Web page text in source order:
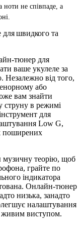
ноти не співпаде, а
швидкого та
тюнер для
ваше укулеле за
від того,
або
вам знайти
струну в режимі
для
Low G,
поширених
музичну теорію, щоб
грайте по
індикатора
Онлайн-тюнер
низька, занадто
налаштування
живим виступом.